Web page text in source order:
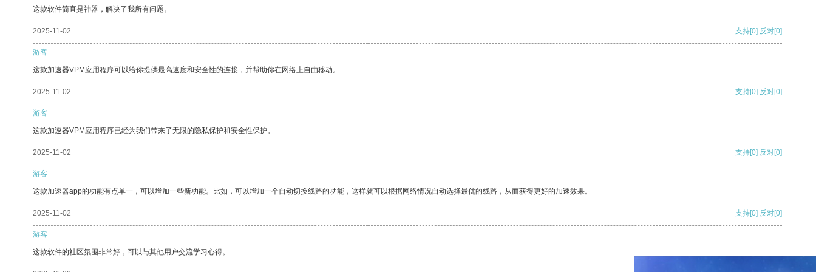
这款软件简直是神器，解决了我所有问题。
2025-11-02 支持[0] 反对[0]
游客
这款加速器VPM应用程序可以给你提供最高速度和安全性的连接，并帮助你在网络上自由移动。
2025-11-02 支持[0] 反对[0]
游客
这款加速器VPM应用程序已经为我们带来了无限的隐私保护和安全性保护。
2025-11-02 支持[0] 反对[0]
游客
这款加速器app的功能有点单一，可以增加一些新功能。比如，可以增加一个自动切换线路的功能，这样就可以根据网络情况自动选择最优的线路，从而获得更好的加速效果。
2025-11-02 支持[0] 反对[0]
游客
这款软件的社区氛围非常好，可以与其他用户交流学习心得。